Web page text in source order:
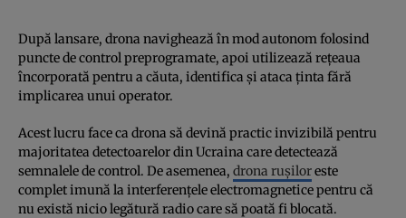
După lansare, drona navighează în mod autonom folosind
puncte de control preprogramate, apoi utilizează rețeaua
încorporată pentru a căuta, identifica și ataca ținta fără
implicarea unui operator.
Acest lucru face ca drona să devină practic invizibilă pentru
majoritatea detectoarelor din Ucraina care detectează
semnalele de control. De asemenea, drona rușiloreste
complet imună la interferențele electromagnetice pentru că
nu există nicio legătură radio care să poată fi blocată.